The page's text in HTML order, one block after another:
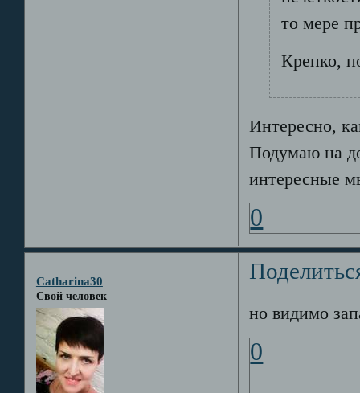
то мере
Крепко,
Интересно,
Подумаю на
интересные
0
Catharina30
Свой человек
но видимо
0